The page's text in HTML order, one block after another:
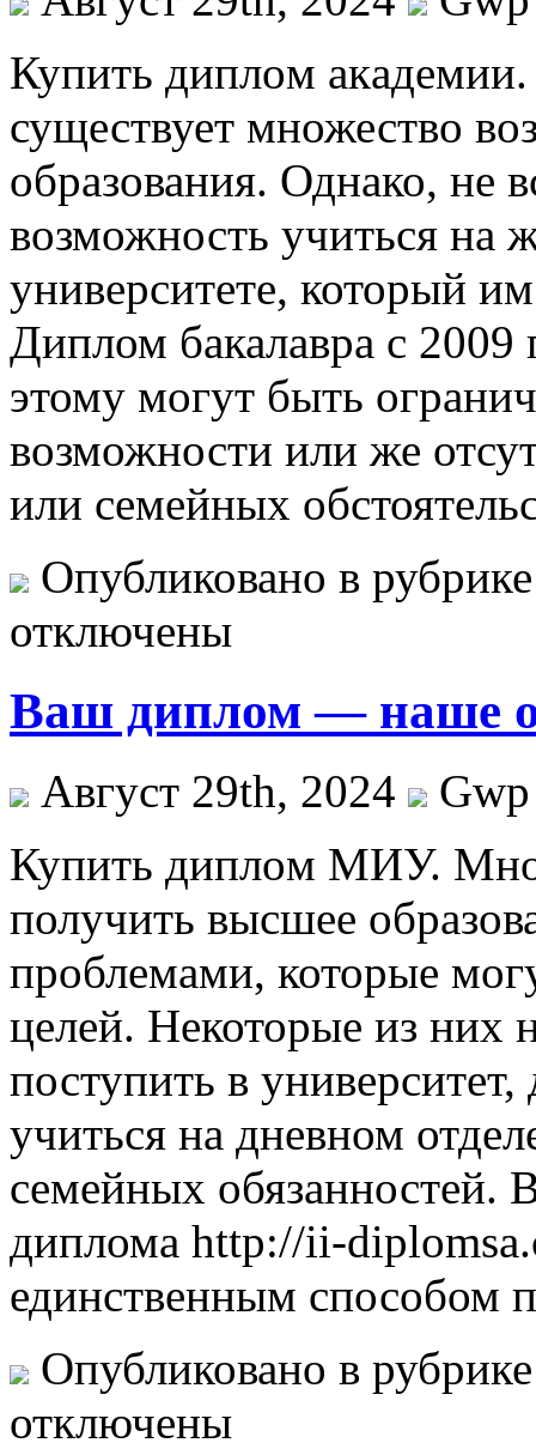
Купить диплoм
существует множество
образования. Однако, не
возможность учиться на
университете, который
Диплом бакалавра с
этому могут быть
возможности или же
или семейных
Опубликовано в
отключены
Ваш диплом — наше
Август 29th, 2024
Gwp
Купить диплoм МИУ.
получить высшее
проблемами, которые
целей. Некоторые из них
поступить в
учиться на дневном
семейных обязанностей.
диплома http://ii-
единственным способом
Опубликовано в
отключены